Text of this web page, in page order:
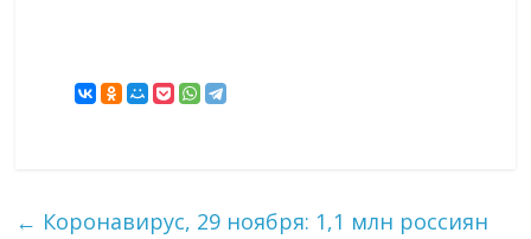
← Коронавирус, 29 ноября: 1,1 млн россиян